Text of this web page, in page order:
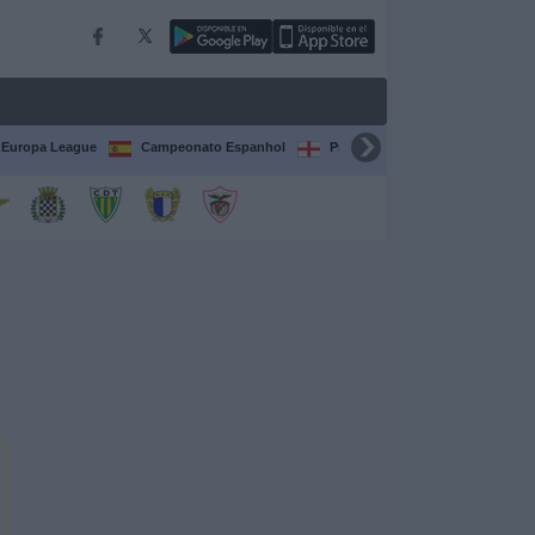
Europa League Campeonato Espanhol Premier League